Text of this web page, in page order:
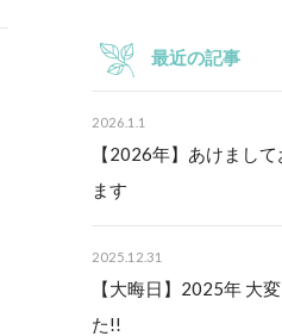
最近の記事
2026.1.1
【2026年】あけまし
ます
2025.12.31
【大晦日】2025年 大
た!!